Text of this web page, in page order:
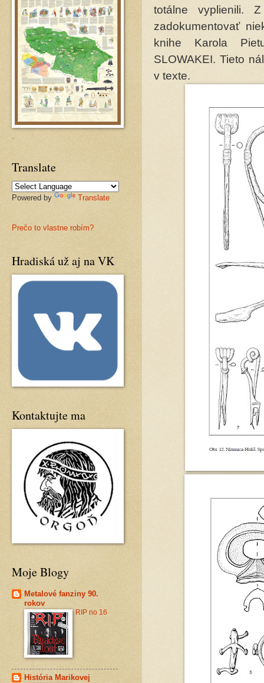
totálne vyplienili.
zadokumentovať
knihe Karola
SLOWAKEI. Tieto
v texte.
Translate
Powered by Translate
Prečo to vlastne robím?
Hradiská už aj na VK
Kontaktujte ma
Moje Blogy
Metalové fanziny 90.
rokov
RIP no 16
História Marikovej